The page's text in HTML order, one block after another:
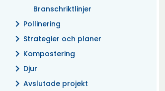
Branschriktlinjer
chevron_right Pollinering
chevron_right Strategier och planer
chevron_right Kompostering
chevron_right Djur
chevron_right Avslutade projekt